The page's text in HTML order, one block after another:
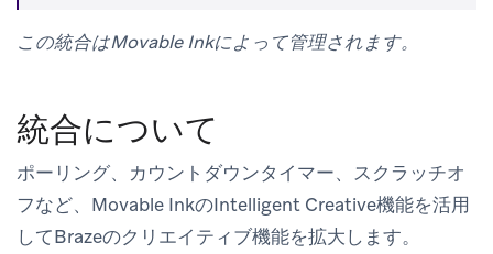
この統合はMovable Inkによって管理されます。
統合について
ポーリング、カウントダウンタイマー、スクラッチオ
フなど、Movable InkのIntelligent Creative機能を活用
してBrazeのクリエイティブ機能を拡大します。